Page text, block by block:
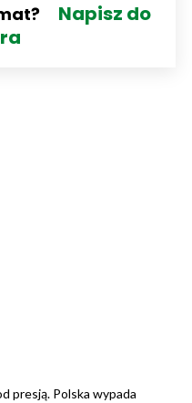
Napisz do
presją. Polska wypada